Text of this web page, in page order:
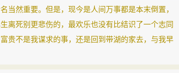
当然重要。但是，现今是人间万事都是本末倒置，
离死别更悲伤的，最欢乐也没有比结识了一个志同
贵不是我谋求的事，还是回到带湖的家去，与我早